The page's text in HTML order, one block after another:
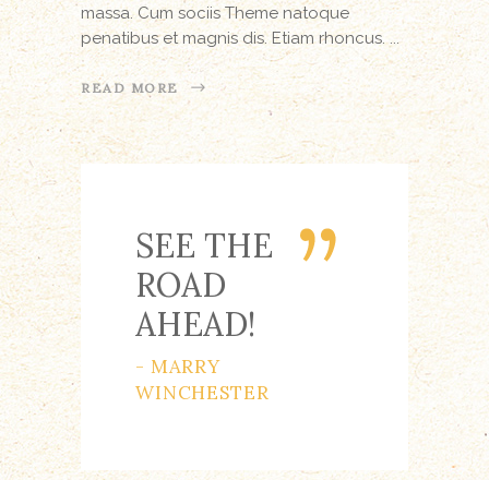
massa. Cum sociis Theme natoque
penatibus et magnis dis. Etiam rhoncus.
READ MORE
SEE THE
ROAD
AHEAD!
- MARRY
WINCHESTER